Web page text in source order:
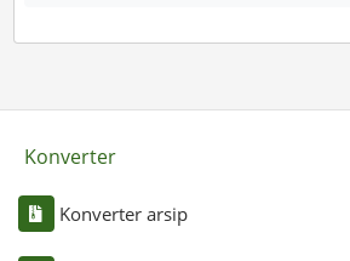
Konverter
Konverter arsip